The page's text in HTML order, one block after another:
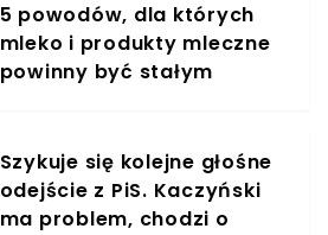
5 powodów, dla których
mleko i produkty mleczne
powinny być stałym
Szykuje się kolejne głośne
odejście z PiS. Kaczyński
ma problem, chodzi o